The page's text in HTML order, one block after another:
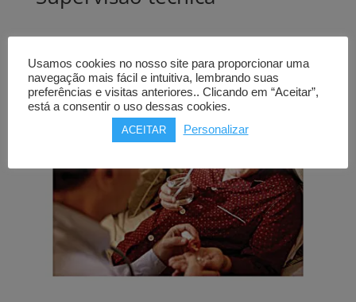
Usamos cookies no nosso site para proporcionar uma
navegação mais fácil e intuitiva, lembrando suas
preferências e visitas anteriores.. Clicando em “Aceitar”,
está a consentir o uso dessas cookies.
ACEITAR Personalizar